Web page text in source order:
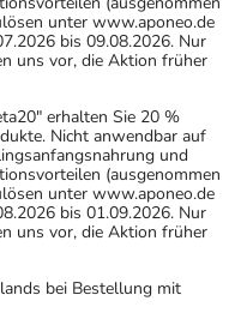
unter www.aponeo.de
bis 09.08.2026. Nur
uns vor, die Aktion früher
erhalten Sie 20 %
Nicht anwendbar auf
und
(ausgenommen
unter www.aponeo.de
bis 01.09.2026. Nur
uns vor, die Aktion früher
bei Bestellung mit